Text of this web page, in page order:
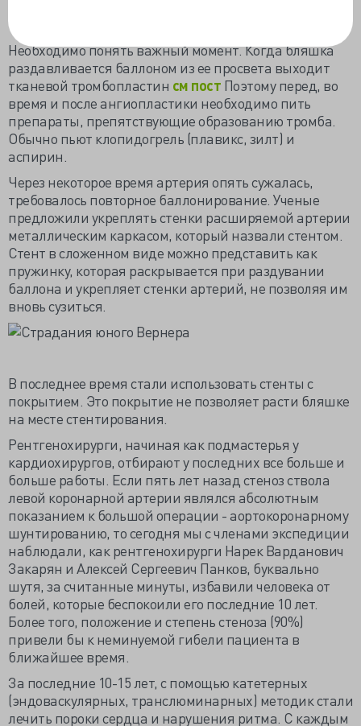
Необходимо понять важный момент. Когда бляшка
раздавливается баллоном из ее просвета выходит
тканевой тромбопластин см пост Поэтому перед, во
время и после ангиопластики необходимо пить
препараты, препятствующие образованию тромба.
Обычно пьют клопидогрель (плавикс, зилт) и
аспирин.
Через некоторое время артерия опять сужалась,
требовалось повторное баллонирование. Ученые
предложили укреплять стенки расширяемой артерии
металлическим каркасом, который назвали стентом.
Стент в сложенном виде можно представить как
пружинку, которая раскрывается при раздувании
баллона и укрепляет стенки артерий, не позволяя им
вновь сузиться.
В последнее время стали использовать стенты с
покрытием. Это покрытие не позволяет расти бляшке
на месте стентирования.
Рентгенохирурги, начиная как подмастерья у
кардиохирургов, отбирают у последних все больше и
больше работы. Если пять лет назад стеноз ствола
левой коронарной артерии являлся абсолютным
показанием к большой операции - аортокоронарному
шунтированию, то сегодня мы с членами экспедиции
наблюдали, как рентгенохирурги Нарек Варданович
Закарян и Алексей Сергеевич Панков, буквально
шутя, за считанные минуты, избавили человека от
болей, которые беспокоили его последние 10 лет.
Более того, положение и степень стеноза (90%)
привели бы к неминуемой гибели пациента в
ближайшее время.
За последние 10-15 лет, с помощью катетерных
(эндоваскулярных, транслюминарных) методик стали
лечить пороки сердца и нарушения ритма. С каждым